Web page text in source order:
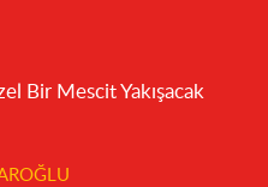
Bir Mescit Yakışacak